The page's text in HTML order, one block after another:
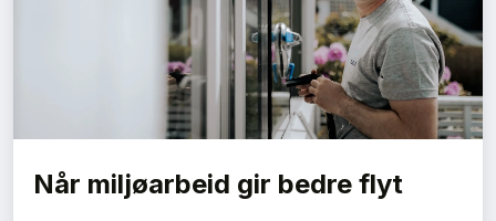
Når miljøarbeid gir bedre flyt